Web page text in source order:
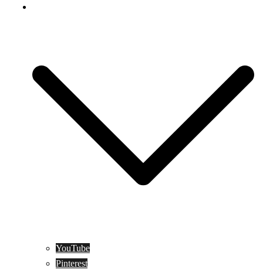
YouTube
Pinterest